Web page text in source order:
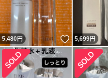
5,480円 いいね！
5,699円